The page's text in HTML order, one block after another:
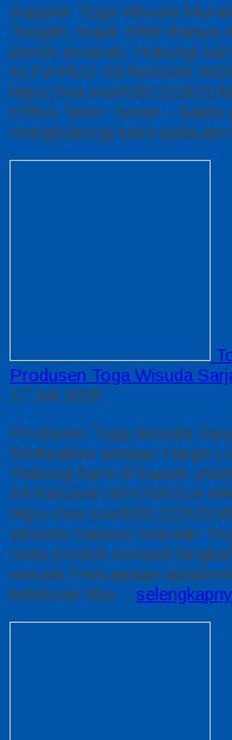
Supplier Toga Wisuda
Tengah, Sejak 1999 Bahwa
penuh amanah. Hubungi
ALFAIRUZ SERAGAM
https://wa.me/
Office Time : Senin – Sabtu
menghubungi kami pada
Produsen Toga Wisuda
17 Juli 2026
Produsen Toga Wisuda
Berkualitas dengan Harga
Hubungi kami di bawah
SERAGAM INDONESIA
https://wa.me/
Wisuda Sarjana Sekolah
mutu produk menjadi
wisuda Pencapaian
kelulusan tiba…